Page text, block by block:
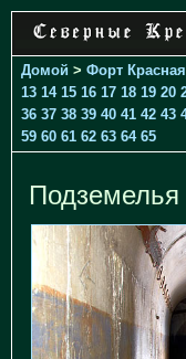
Домой > Форт
13 14 15 16 17 18 19 20
36 37 38 39 40 41 42 43
59 60 61 62 63 64 65
Подземелья